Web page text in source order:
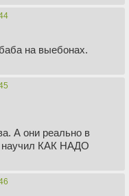
на выебонах.
А они реально в
научил КАК НАДО